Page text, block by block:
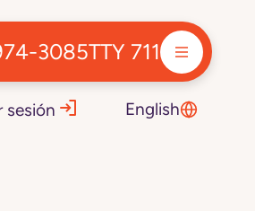
3085TTY 711
sesión English